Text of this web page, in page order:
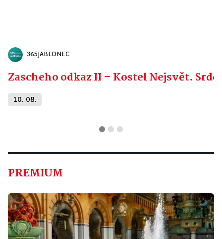
365JABLONEC
Zascheho odkaz II – Kostel Nejsvět.
10. 08.
PREMIUM